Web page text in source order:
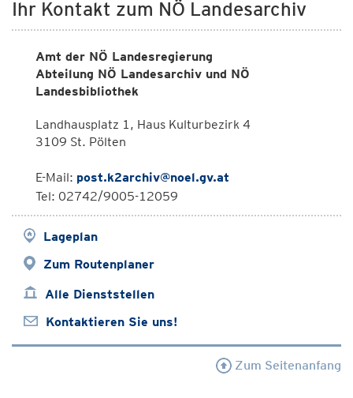
Ihr Kontakt zum NÖ Landesarchiv
Amt der NÖ Landesregierung
Abteilung NÖ Landesarchiv und NÖ
Landesbibliothek
Landhausplatz 1, Haus Kulturbezirk 4
3109 St. Pölten
E-Mail: post.k2archiv@noel.gv.at
Tel: 02742/9005-12059
Lageplan
Zum Routenplaner
Alle Dienststellen
Kontaktieren Sie uns!
Zum Seitenanfang